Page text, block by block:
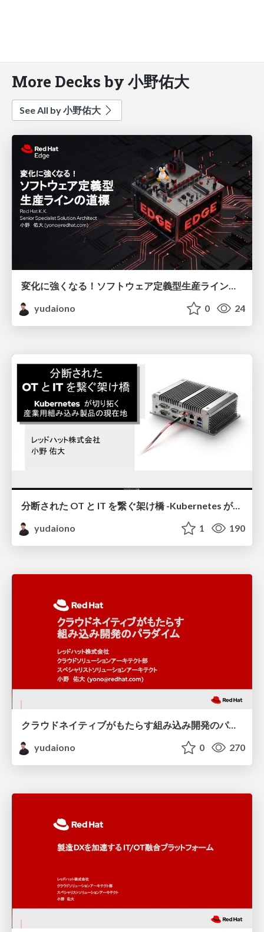
More Decks by 小野佑大
See All by 小野佑大
変化に強くなる！ソフトウェア定義型生産ラインの道標
yudaiono
0 24
分断された OT と IT を繋ぐ架け橋 -Kubernetes が切り拓く 産業用組み込み製品の現在地 -
yudaiono
1 190
クラウドネイティブがもたらす組み込み開発のパラダイム
yudaiono
0 270